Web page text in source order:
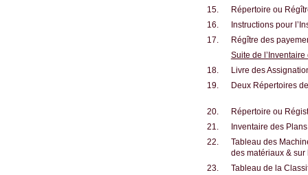
15.
Répertoire ou
16.
Instructions pour
17.
Régître des
Suite de
18.
Livre des
19.
Deux Répertoires
20.
Répertoire ou
21.
Inventaire des
22.
Tableau des
des matériaux &
23.
Tableau de la